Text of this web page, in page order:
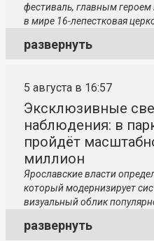
фестиваль, главным героем
в мире 16-лепестковая
развернуть
5 августа в 16:57
Эксклюзивные
наблюдения: в
пройдёт
миллион
Ярославские власти
который модернизирует
визуальный облик
развернуть